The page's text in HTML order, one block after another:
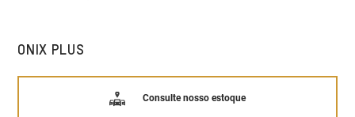
ONIX PLUS
Consulte nosso estoque